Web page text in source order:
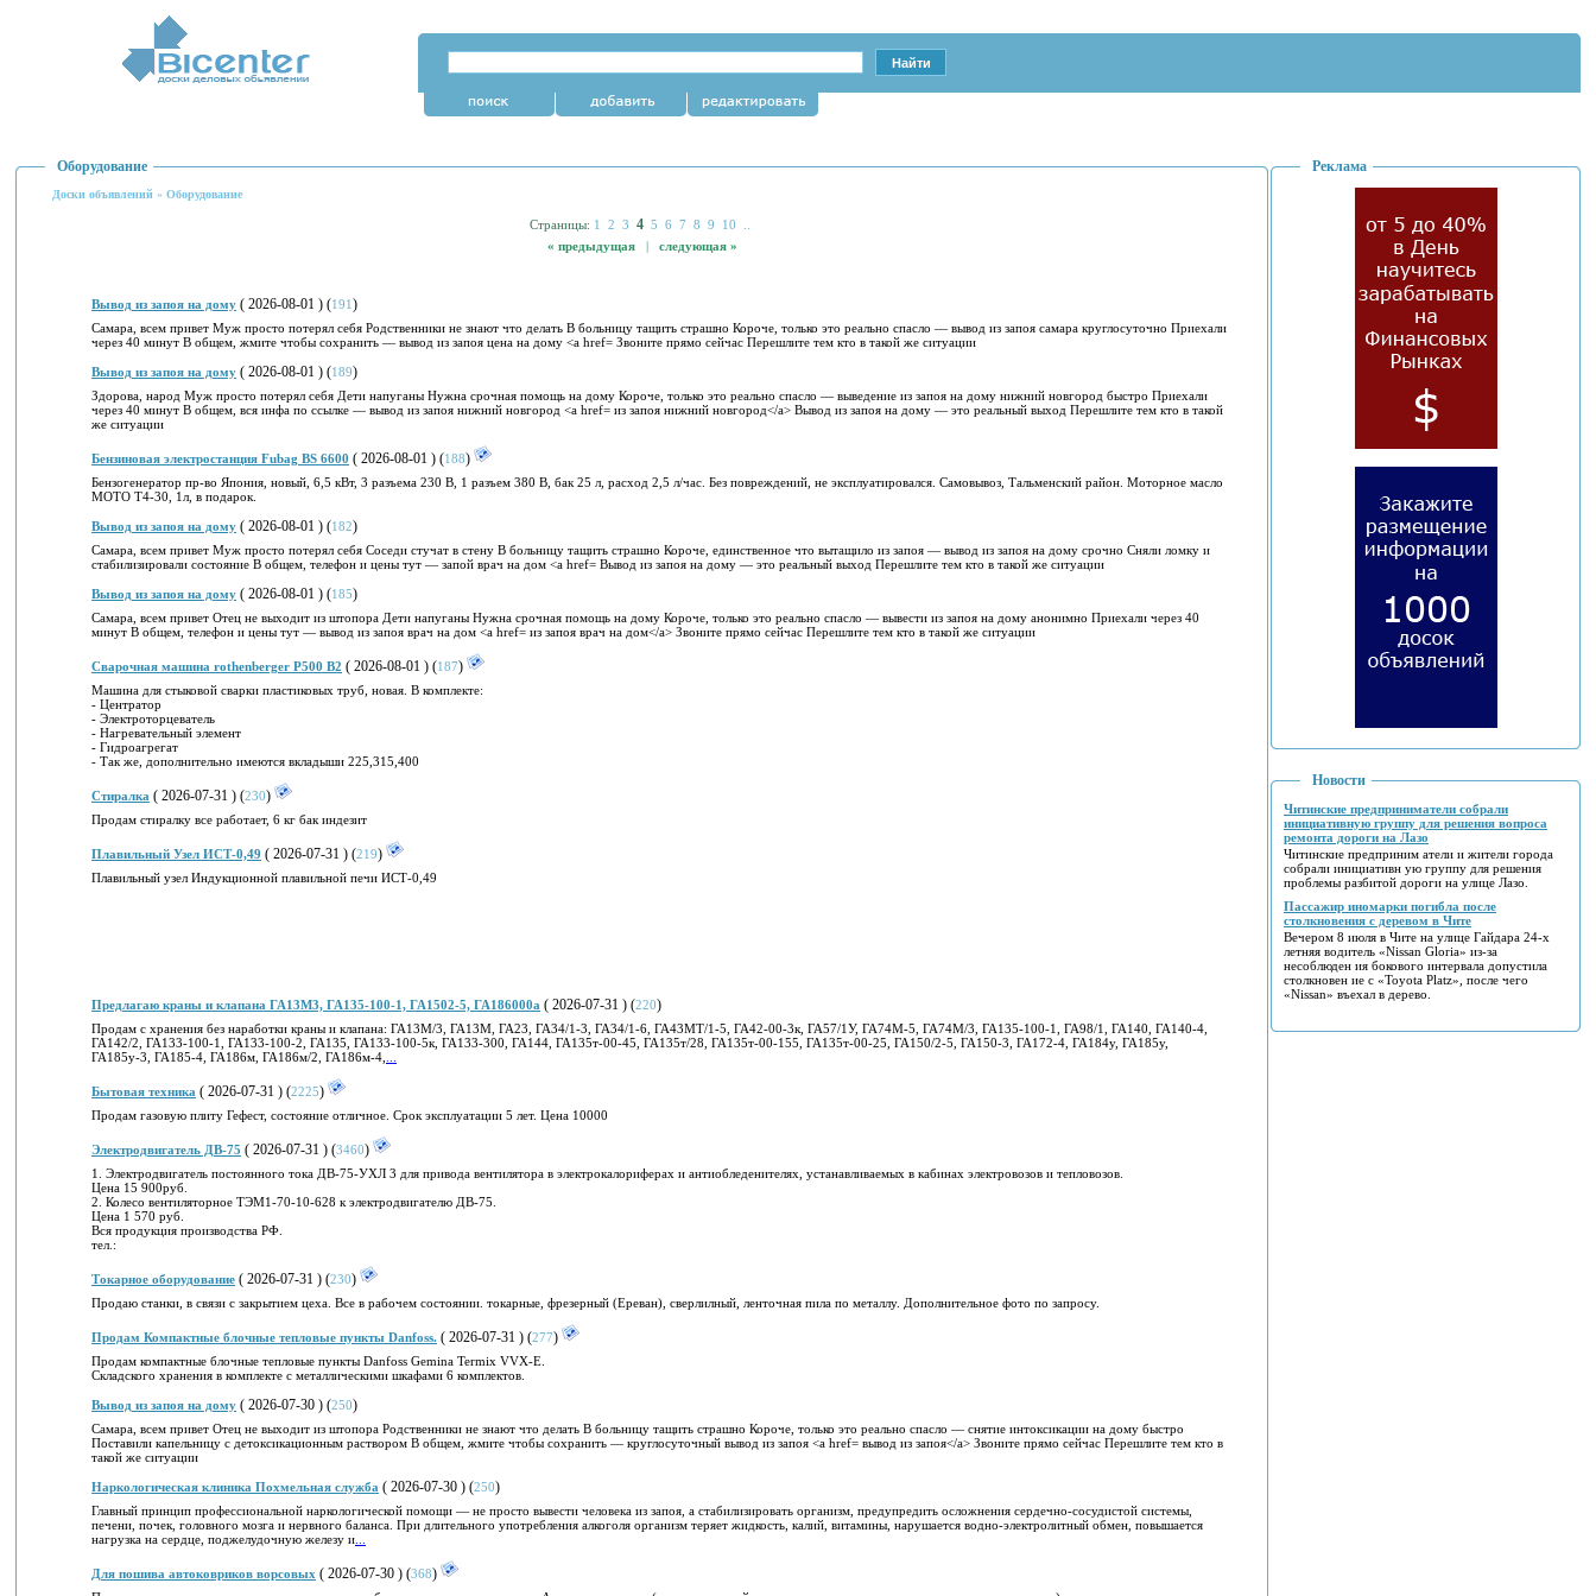
Оборудование
Доски объявлений » Оборудование
Страницы: 1 2 3 4 5 6 7 8 9 10
« предыдущая| следующая »
Вывод из запоя на дому ( 2026-08-01 ) (191)
Самара, всем привет Муж просто потерял себя Родственники не знают что делать В больницу тащить страшно Короче, только это реально спасло — вывод из запоя самара круглосуточно Приехали
через 40 минут В общем, жмите чтобы сохранить — вывод из запоя цена на дому <a href= Звоните прямо сейчас Перешлите тем кто в такой же ситуации
Вывод из запоя на дому ( 2026-08-01 ) (189)
Здорова, народ Муж просто потерял себя Дети напуганы Нужна срочная помощь на дому Короче, только это реально спасло — выведение из запоя на дому нижний новгород быстро Приехали
через 40 минут В общем, вся инфа по ссылке — вывод из запоя нижний новгород <a href= из запоя нижний новгород</a> Вывод из запоя на дому — это реальный выход Перешлите тем кто в такой
же ситуации
Бензиновая электростанция Fubag BS 6600 ( 2026-08-01 ) (188)
Бензогенератор пр-во Япония, новый, 6,5 кВт, 3 разъема 230 В, 1 разъем 380 В, бак 25 л, расход 2,5 л/час. Без повреждений, не эксплуатировался. Самовывоз, Тальменский район. Моторное масло
МОТО Т4-30, 1л, в подарок.
Вывод из запоя на дому ( 2026-08-01 ) (182)
Самара, всем привет Муж просто потерял себя Соседи стучат в стену В больницу тащить страшно Короче, единственное что вытащило из запоя — вывод из запоя на дому срочно Сняли ломку и
стабилизировали состояние В общем, телефон и цены тут — запой врач на дом <a href= Вывод из запоя на дому — это реальный выход Перешлите тем кто в такой же ситуации
Вывод из запоя на дому ( 2026-08-01 ) (185)
Самара, всем привет Отец не выходит из штопора Дети напуганы Нужна срочная помощь на дому Короче, только это реально спасло — вывести из запоя на дому анонимно Приехали через 40
минут В общем, телефон и цены тут — вывод из запоя врач на дом <a href= из запоя врач на дом</a> Звоните прямо сейчас Перешлите тем кто в такой же ситуации
Сварочная машина rothenberger P500 B2 ( 2026-08-01 ) (187)
Машина для стыковой сварки пластиковых труб, новая. В комплекте:
- Центратор
- Электроторцеватель
- Нагревательный элемент
- Гидроагрегат
- Так же, дополнительно имеются вкладыши 225,315,400
Стиралка ( 2026-07-31 ) (230)
Продам стиралку все работает, 6 кг бак индезит
Плавильный Узел ИСТ-0,49 ( 2026-07-31 ) (219)
Плавильный узел Индукционной плавильной печи ИСТ-0,49
Предлагаю краны и клапана ГА13М3, ГА135-100-1, ГА1502-5, ГА186000а ( 2026-07-31 ) (220)
Продам с хранения без наработки краны и клапана: ГА13М/3, ГА13M, ГА23, ГА34/1-3, ГА34/1-6, ГА43MT/1-5, ГА42-00-3к, ГА57/1У, ГА74M-5, ГА74М/3, ГА135-100-1, ГА98/1, ГА140, ГА140-4,
ГА142/2, ГА133-100-1, ГА133-100-2, ГА135, ГА133-100-5к, ГА133-300, ГА144, ГА135т-00-45, ГА135т/28, ГА135т-00-155, ГА135т-00-25, ГА150/2-5, ГА150-3, ГА172-4, ГА184у, ГА185у,
ГА185у-3, ГА185-4, ГА186м, ГА186м/2, ГА186м-4,
Бытовая техника ( 2026-07-31 ) (2225)
Продам газовую плиту Гефест, состояние отличное. Срок эксплуатации 5 лет. Цена 10000
Электродвигатель ДВ-75 ( 2026-07-31 ) (3460)
1. Электродвигатель постоянного тока ДВ-75-УХЛ 3 для привода вентилятора в электрокалориферах и антиобледенителях, устанавливаемых в кабинах электровозов и тепловозов.
Цена 15 900руб.
2. Колесо вентиляторное ТЭМ1-70-10-628 к электродвигателю ДВ-75.
Цена 1 570 руб.
Вся продукция производства РФ.
тел.:
Токарное оборудование ( 2026-07-31 ) (230)
Продаю станки, в связи с закрытием цеха. Все в рабочем состоянии. токарные, фрезерный (Ереван), сверлилный, ленточная пила по металлу. Дополнительное фото по запросу.
Продам Компактные блочные тепловые пункты Danfoss. ( 2026-07-31 ) (277)
Продам компактные блочные тепловые пункты Danfoss Gemina Termix VVX-E.
Складского хранения в комплекте с металлическими шкафами 6 комплектов.
Вывод из запоя на дому ( 2026-07-30 ) (250)
Самара, всем привет Отец не выходит из штопора Родственники не знают что делать В больницу тащить страшно Короче, только это реально спасло — снятие интоксикации на дому быстро
Поставили капельницу с детоксикационным раствором В общем, жмите чтобы сохранить — круглосуточный вывод из запоя <a href= вывод из запоя</a> Звоните прямо сейчас Перешлите тем кто в
такой же ситуации
Наркологическая клиника Похмельная служба ( 2026-07-30 ) (250)
Главный принцип профессиональной наркологической помощи — не просто вывести человека из запоя, а стабилизировать организм, предупредить осложнения сердечно-сосудистой системы,
печени, почек, головного мозга и нервного баланса. При длительного употребления алкоголя организм теряет жидкость, калий, витамины, нарушается водно-электролитный обмен, повышается
нагрузка на сердце, поджелудочную железу и
Для пошива автоковриков ворсовых ( 2026-07-30 ) (368)
Реклама
Новости
Читинские предприниматели собрали
инициативную группу для решения вопроса
ремонта дороги на Лазо
Читинские предприним атели и жители города
собрали инициативн ую группу для решения
проблемы разбитой дороги на улице Лазо.
Пассажир иномарки погибла после
столкновения с деревом в Чите
Вечером 8 июля в Чите на улице Гайдара 24-х
летняя водитель «Nissan Gloria» из-за
несоблюден ия бокового интервала допустила
столкновен ие с «Toyota Platz», после чего
«Nissan» въехал в дерево.